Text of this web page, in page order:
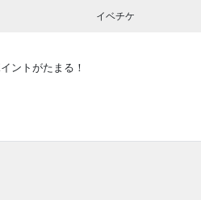
イベチケ
ントがたまる！